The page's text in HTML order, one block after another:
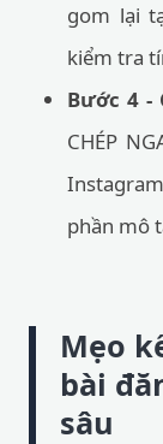
gom lại
kiểm tra
Bước 4 -
CHÉP
phần mô
Mẹo
bài
sâu